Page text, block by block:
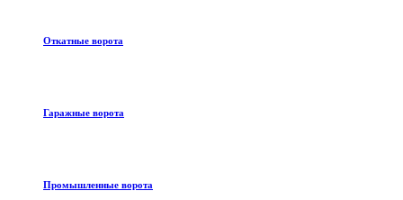
Откатные ворота
Гаражные ворота
Промышленные ворота